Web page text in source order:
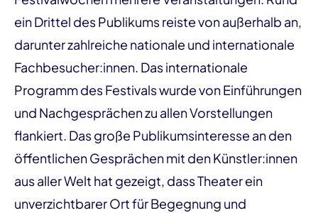
ein Drittel des Publikums reiste von außerhalb an,
darunter zahlreiche nationale und internationale
Fachbesucher:innen. Das internationale
Programm des Festivals wurde von Einführungen
und Nachgesprächen zu allen Vorstellungen
flankiert. Das große Publikumsinteresse an den
öffentlichen Gesprächen mit den Künstler:innen
aus aller Welt hat gezeigt, dass Theater ein
unverzichtbarer Ort für Begegnung und